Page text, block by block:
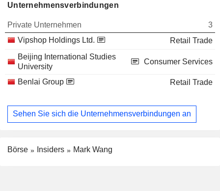
Unternehmensverbindungen
Private Unternehmen
3
Vipshop Holdings Ltd.
Retail Trade
Beijing International Studies
University
Consumer Services
Benlai Group Retail Trade
Sehen Sie sich die Unternehmensverbindungen an
Börse Insiders Mark Wang